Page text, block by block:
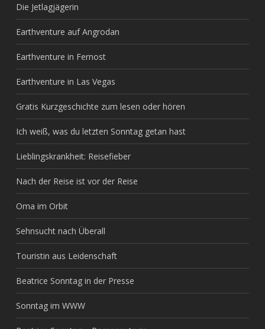
Die Jetlagjägerin
Earthventure auf Angrodan
Earthventure in Fernost
Earthventure in Las Vegas
Gratis Kurzgeschichte zum lesen oder hören
Ich weiß, was du letzten Sonntag getan hast
Lieblingskrankheit: Reisefieber
Nach der Reise ist vor der Reise
Oma im Orbit
Sehnsucht nach Überall
Touristin aus Leidenschaft
Beatrice Sonntag in der Presse
Sonntag im WWW